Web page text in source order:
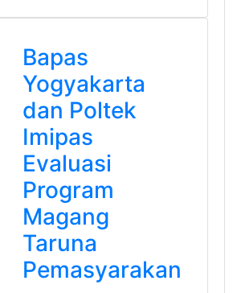
Bapas
Yogyakarta
dan Poltek
Imipas
Evaluasi
Program
Magang
Taruna
Pemasyarakan